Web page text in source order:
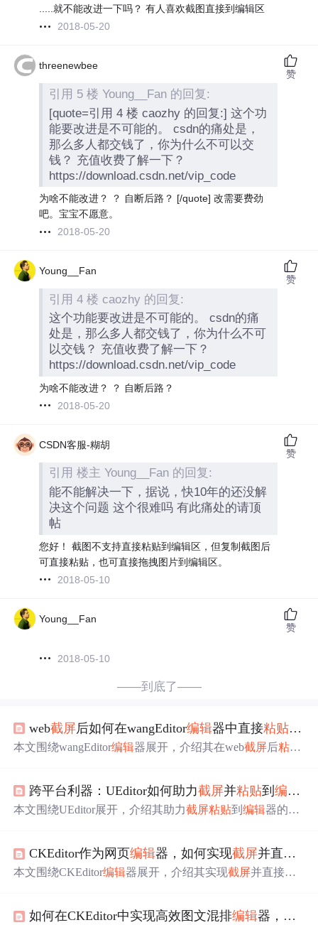
.....就不能改进一下吗？ 有人喜欢截图直接到编辑区
2018-05-20
threenewbee
引用 5 楼 Young__Fan 的回复:
[quote=引用 4 楼 caozhy 的回复:] 这个功
能要改进是不可能的。 csdn的痛处是，
那么多人都交钱了，你为什么不可以交
钱？ 充值收费了解一下？
https://download.csdn.net/vip_code
为啥不能改进？ ？ 自断后路？ [/quote] 改需要费劲
吧。宝宝不愿意。
2018-05-20
赞
Young__Fan
引用 4 楼 caozhy 的回复:
这个功能要改进是不可能的。 csdn的痛
处是，那么多人都交钱了，你为什么不可
以交钱？ 充值收费了解一下？
https://download.csdn.net/vip_code
为啥不能改进？ ？ 自断后路？
2018-05-20
赞
CSDN客服-糊胡
引用 楼主 Young__Fan 的回复:
能不能解决一下，据说，快10年的还没解
决这个问题 这个很难吗 有此痛处的请顶
帖
您好！ 截图不支持直接粘贴到编辑区，但复制截图后
可直接粘贴，也可直接拖拽图片到编辑区。
2018-05-10
赞
Young__Fan
2018-05-10
赞
——到底了——
web截屏后如何在wangEditor编辑器中直接粘贴使用
本文围绕wangEditor编辑器展开，介绍其在web截屏后粘贴
言、编辑器和平台，提供开源代码与免费技术支持，能满
足企业和个人多方面需求。
跨平台利器：UEditor如何助力截屏并粘贴到编辑
本文围绕UEditor展开，介绍其助力截屏粘贴到编辑器的方
Word转图片等功能。产品全平台开源，支持多语言和编辑
器，提供免费技术支持。
CKEditor作为网页编辑器，如何实现截屏并直接
本文围绕CKEditor编辑器展开，介绍其实现截屏并直接粘
技术支持，能解决用户发文效率低、编辑器兼容性差等痛
如何在CKEditor中实现高效图文混排编辑器，智能管理